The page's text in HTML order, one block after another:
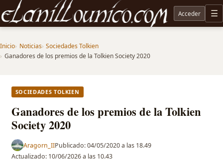
Noticias sobre Tolkien: El Señor de los Anillos, Los Anillos de Poder, La Caza de Gollum, la
Acceder
Inicio Noticias Sociedades Tolkien
Ganadores de los premios de la Tolkien Society 2020
SOCIEDADES TOLKIEN
Ganadores de los premios de la Tolkien
Society 2020
Aragorn_IIPublicado:04/05/2020 a las 18.49
Actualizado: 10/06/2026 a las 10.43